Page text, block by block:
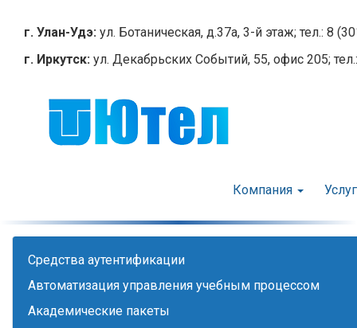
содержанию
г. Улан-Удэ: ул. Ботаническая, д.37а, 3-й этаж; тел.: 8
г. Иркутск: ул. Декабрьских Событий, 55, офис 205;
Компания
Cредства аутентификации
Автоматизация управления учебным процессом
Академические пакеты